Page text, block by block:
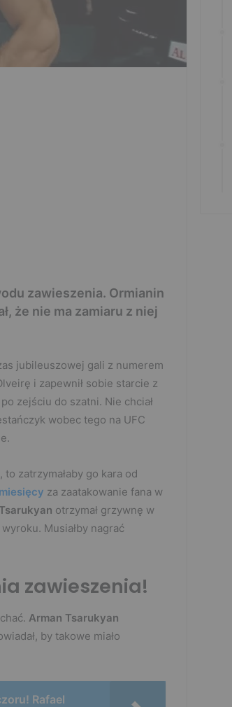
zawieszenia. Ormianin
że nie ma zamiaru z niej
jubileuszowej gali z numerem
i zapewnił sobie starcie z
zejściu do szatni. Nie chciał
wobec tego na UFC
zatrzymałaby go kara od
za zaatakowanie fana w
Tsarukyan otrzymał grzywnę w
Musiałby nagrać
zawieszenia!
Arman Tsarukyan
by takowe miało
Rafael